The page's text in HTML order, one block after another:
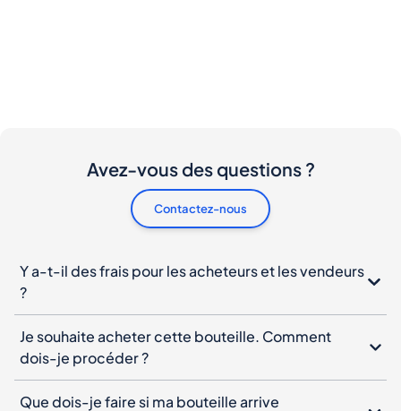
Avez-vous des questions ?
Contactez-nous
Y a-t-il des frais pour les acheteurs et les vendeurs
?
Je souhaite acheter cette bouteille. Comment
dois-je procéder ?
Que dois-je faire si ma bouteille arrive